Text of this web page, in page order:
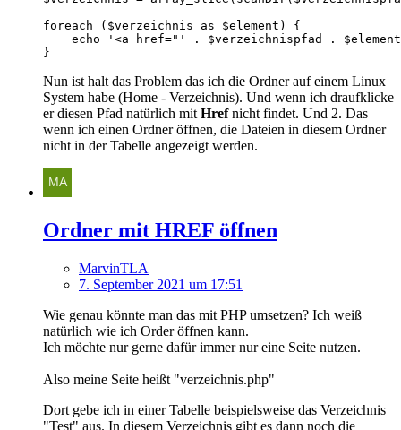
}
Nun ist halt das Problem das ich die Ordner auf einem Linux
System habe (Home - Verzeichnis). Und wenn ich draufklicke
er diesen Pfad natürlich mitHrefnicht findet. Und 2. Das
wenn ich einen Ordner öffnen, die Dateien in diesem Ordner
nicht in der Tabelle angezeigt werden.
Ordner mit HREF öffnen
MarvinTLA
7. September 2021 um 17:51
Wie genau könnte man das mit PHP umsetzen? Ich weiß
natürlich wie ich Order öffnen kann.
Ich möchte nur gerne dafür immer nur eine Seite nutzen.
Also meine Seite heißt "verzeichnis.php"
Dort gebe ich in einer Tabelle beispielsweise das Verzeichnis
"Test" aus. In diesem Verzeichnis gibt es dann noch die